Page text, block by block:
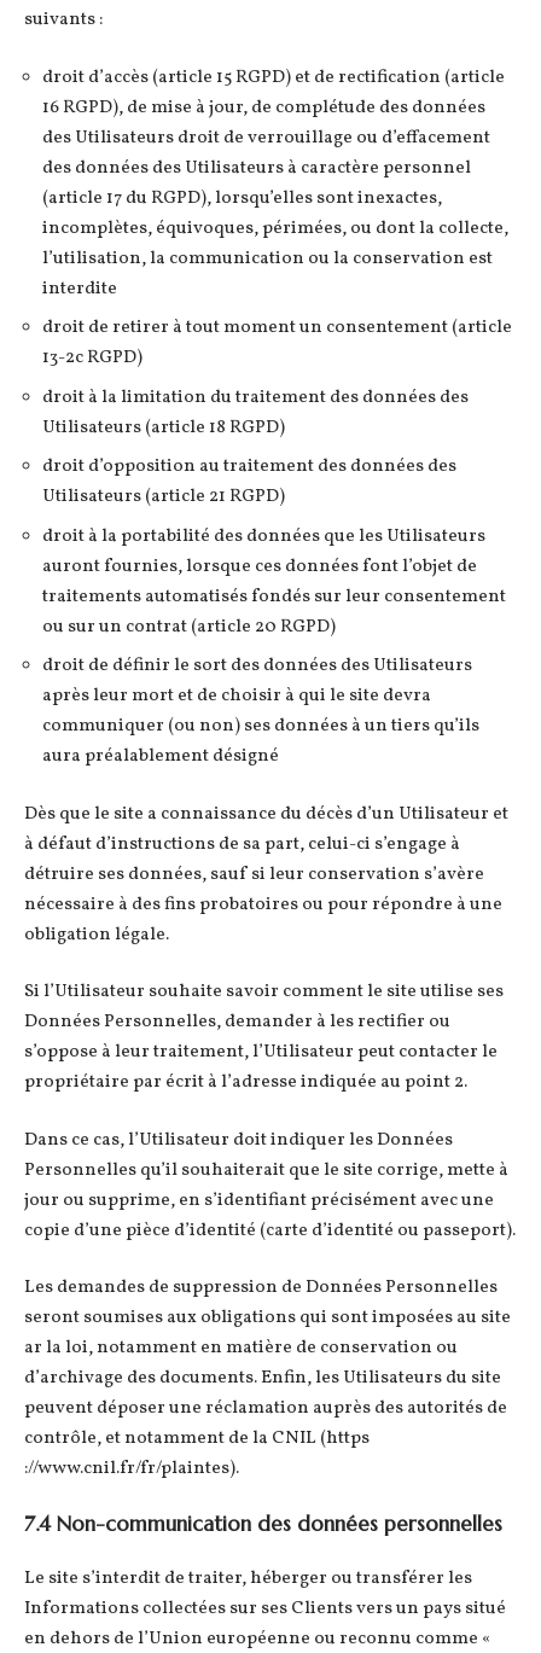
suivants :
droit d’accès (article 15 RGPD) et de rectification (article
16 RGPD), de mise à jour, de complétude des données
des Utilisateurs droit de verrouillage ou d’effacement
des données des Utilisateurs à caractère personnel
(article 17 du RGPD), lorsqu’elles sont inexactes,
incomplètes, équivoques, périmées, ou dont la collecte,
l’utilisation, la communication ou la conservation est
interdite
droit de retirer à tout moment un consentement (article
13-2c RGPD)
droit à la limitation du traitement des données des
Utilisateurs (article 18 RGPD)
droit d’opposition au traitement des données des
Utilisateurs (article 21 RGPD)
droit à la portabilité des données que les Utilisateurs
auront fournies, lorsque ces données font l’objet de
traitements automatisés fondés sur leur consentement
ou sur un contrat (article 20 RGPD)
droit de définir le sort des données des Utilisateurs
après leur mort et de choisir à qui le site devra
communiquer (ou non) ses données à un tiers qu’ils
aura préalablement désigné
Dès que le site a connaissance du décès d’un Utilisateur et
à défaut d’instructions de sa part, celui-ci s’engage à
détruire ses données, sauf si leur conservation s’avère
nécessaire à des fins probatoires ou pour répondre à une
obligation légale.
Si l’Utilisateur souhaite savoir comment le site utilise ses
Données Personnelles, demander à les rectifier ou
s’oppose à leur traitement, l’Utilisateur peut contacter le
propriétaire par écrit à l’adresse indiquée au point 2.
Dans ce cas, l’Utilisateur doit indiquer les Données
Personnelles qu’il souhaiterait que le site corrige, mette à
jour ou supprime, en s’identifiant précisément avec une
copie d’une pièce d’identité (carte d’identité ou passeport).
Les demandes de suppression de Données Personnelles
seront soumises aux obligations qui sont imposées au site
ar la loi, notamment en matière de conservation ou
d’archivage des documents. Enfin, les Utilisateurs du site
peuvent déposer une réclamation auprès des autorités de
contrôle, et notamment de la CNIL (https
://www.cnil.fr/fr/plaintes).
7.4 Non-communication des données personnelles
Le site s’interdit de traiter, héberger ou transférer les
Informations collectées sur ses Clients vers un pays situé
en dehors de l’Union européenne ou reconnu comme «